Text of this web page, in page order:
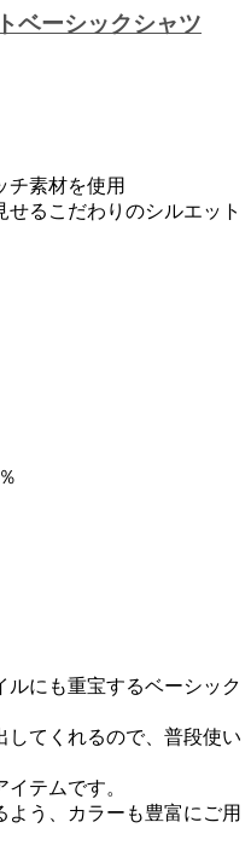
ベーシックシャツ
チ素材を使用
るこだわりのシルエット
にも重宝するベーシック
してくれるので、普段使い
テムです。
う、カラーも豊富にご用